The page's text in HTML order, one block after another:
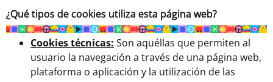
¿Qué tipos de cookies utiliza esta página web?
Cookies técnicas: Son aquéllas que permiten al
usuario la navegación a través de una página web,
plataforma o aplicación y la utilización de las